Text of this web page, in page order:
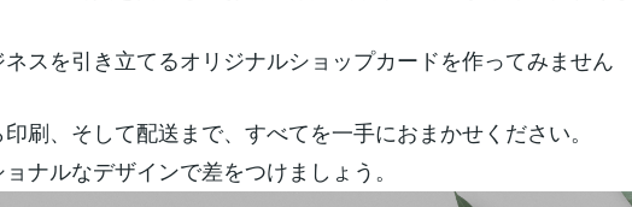
スを引き立てるオリジナルショップカードを作ってみません
刷、そして配送まで、すべてを一手におまかせください。
ナルなデザインで差をつけましょう。